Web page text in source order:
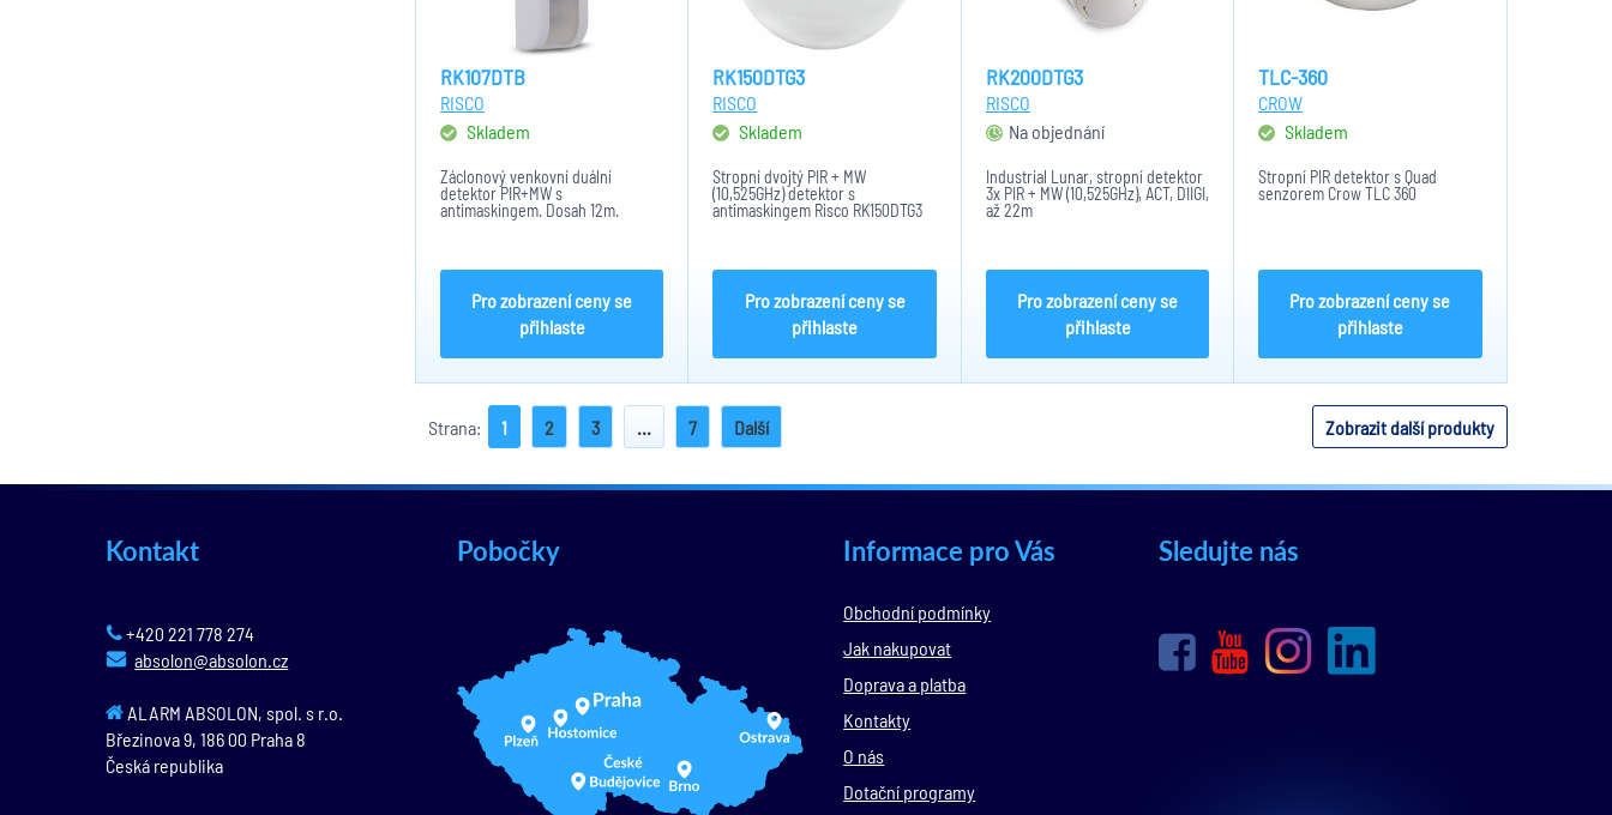
RK107DTB
RISCO
Skladem
Záclonový venkovní duální
detektor PIR+MW s
antimaskingem. Dosah 12m.
Pro zobrazení ceny se
přihlaste
RK150DTG3
RISCO
Skladem
Stropní dvojtý PIR + MW
(10,525GHz) detektor s
antimaskingem Risco RK150DTG3
Pro zobrazení ceny se
přihlaste
RK200DTG3
RISCO
Na objednání
Industrial Lunar, stropní detektor
3x PIR + MW (10,525GHz), ACT, DIIGI,
až 22m
Pro zobrazení ceny se
přihlaste
TLC-360
CROW
Skladem
Stropní PIR detektor s Quad
senzorem Crow TLC 360
Pro zobrazení ceny se
přihlaste
Zobrazit další produkty
Strana: 1 2 3 ... 7 Další
Kontakt
+420 221 778 274
absolon@absolon.cz
ALARM ABSOLON, spol. s r.o.
Březinova 9,186 00 Praha 8
Česká republika
Pobočky Informace pro Vás
Obchodní podmínky
Jak nakupovat
Doprava a platba
Kontakty
O nás
Dotační programy
Sledujte nás